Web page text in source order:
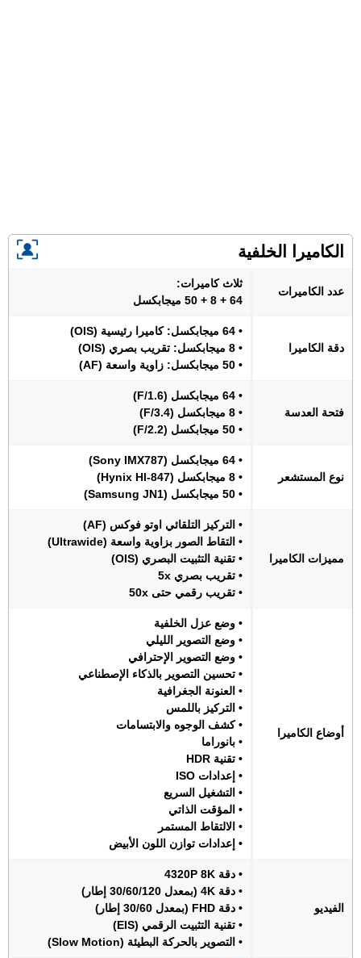
الكاميرا الخلفية
عدد الكاميرات
ثلاث كاميرات:
64 + 8 + 50 ميجابكسل
دقة الكاميرا
• 64 ميجابكسل: كاميرا رئيسية (OIS)
• 8 ميجابكسل: تقريب بصري (OIS)
• 50 ميجابكسل: زاوية واسعة (AF)
فتحة العدسة
• 64 ميجابكسل (F/1.6)
• 8 ميجابكسل (F/3.4)
• 50 ميجابكسل (F/2.2)
نوع المستشعر
• 64 ميجابكسل (Sony IMX787)
• 8 ميجابكسل (Hynix HI-847)
• 50 ميجابكسل (Samsung JN1)
مميزات الكاميرا
• التركيز التلقائي اوتو فوكس (AF)
• التقاط الصور بزاوية واسعة (Ultrawide)
• تقنية التثبيت البصري (OIS)
• تقريب بصري 5x
• تقريب رقمي حتى 50x
أوضاع الكاميرا
• وضع عزل الخلفية
• وضع التصوير الليلي
• وضع التصوير الإحترافي
• تحسين التصوير بالذكاء الإصطناعي
• العنونة الجغرافية
• التركيز باللمس
• كشف الوجوه والابتسامات
• بانوراما
• تقنية HDR
• إعدادات ISO
• التشغيل السريع
• المؤقت الذاتي
• الالتقاط المستمر
• إعدادات توازن اللون الأبيض
الفيديو
• دقة 4320P 8K
• دقة 4K (بمعدل 30/60/120 إطار)
• دقة FHD (بمعدل 30/60 إطار)
• تقنية التثبيت الرقمي (EIS)
• التصوير بالحركة البطيئة (Slow Motion)